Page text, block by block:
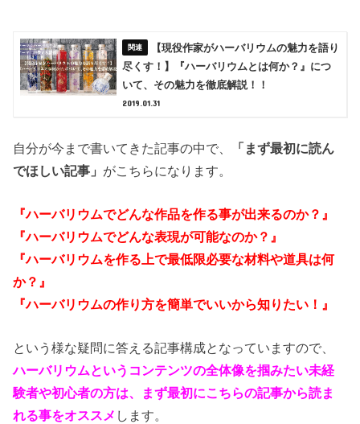
【現役作家がハーバリウムの魅力を語り
尽くす！】『ハーバリウムとは何か？』につ
いて、その魅力を徹底解説！！
2019.01.31
自分が今まで書いてきた記事の中で、
「まず最初に読ん
でほしい記事」 がこちらになります。
『ハーバリウムでどんな作品を作る事が出来るのか？』
『ハーバリウムでどんな表現が可能なのか？』
『ハーバリウムを作る上で最低限必要な材料や道具は何
か？』
『ハーバリウムの作り方を簡単でいいから知りたい！』
という様な疑問に答える記事構成となっていますので、
ハーバリウムというコンテンツの全体像を掴みたい未経
験者や初心者の方は、まず最初にこちらの記事から読ま
れる事をオススメ します。